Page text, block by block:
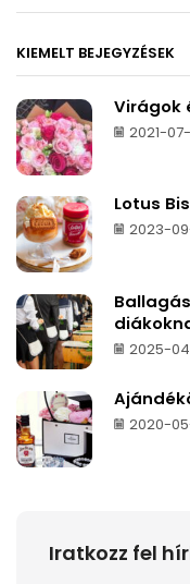
KIEMELT BEJEGYZÉSEK
Virágok
2021-
Lotus
2023-
2025-
2020-
Iratkozz fel